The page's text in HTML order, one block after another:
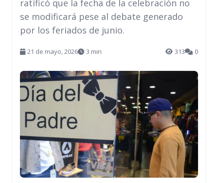
ratificó que la fecha de la celebración no
se modificará pese al debate generado
por los feriados de junio.
21 de mayo, 2026 3 min 313 0